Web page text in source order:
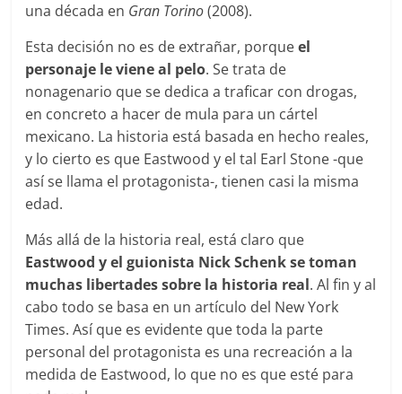
una década en Gran Torino(2008).
Esta decisión no es de extrañar, porqueel
personaje le viene al pelo. Se trata de
nonagenario que se dedica a traficar con drogas,
en concreto a hacer de mula para un cártel
mexicano. La historia está basada en hecho reales,
y lo cierto es que Eastwood y el tal Earl Stone -que
así se llama el protagonista-, tienen casi la misma
edad.
Más allá de la historia real, está claro que
Eastwood y el guionista Nick Schenk se toman
muchas libertades sobre la historia real. Al fin y al
cabo todo se basa en un artículo del New York
Times. Así que es evidente que toda la parte
personal del protagonista es una recreación a la
medida de Eastwood, lo que no es que esté para